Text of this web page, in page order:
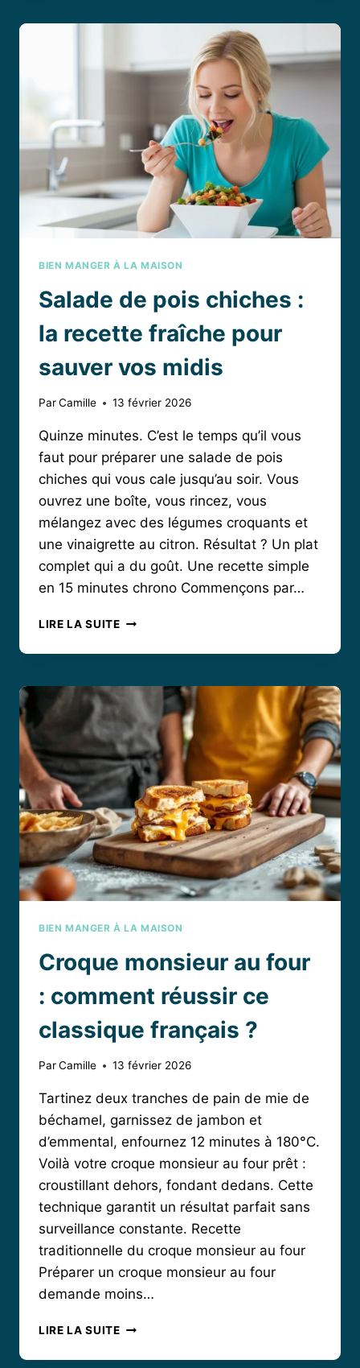
TOUT
LA
JAPONAISE
SUBLIME
THON
FRAIS
BIEN MANGER À LA MAISON
Salade de pois chiches :
la recette fraîche pour
sauver vos midis
ParCamille 13 février 2026
Quinze minutes. C’est le temps qu’il vous
faut pour préparer une salade de pois
chiches qui vous cale jusqu’au soir. Vous
ouvrez une boîte, vous rincez, vous
mélangez avec des légumes croquants et
une vinaigrette au citron. Résultat ? Un plat
complet qui a du goût. Une recette simple
en 15 minutes chrono Commençons par…
LIRE LA SUITESALADE
POIS
:
RECETTE
FRAÎCHE
POUR
SAUVER
VOS
MIDIS
BIEN MANGER À LA MAISON
Croque monsieur au four
: comment réussir ce
classique français ?
ParCamille 13 février 2026
Tartinez deux tranches de pain de mie de
béchamel, garnissez de jambon et
d’emmental, enfournez 12 minutes à 180°C.
Voilà votre croque monsieur au four prêt :
croustillant dehors, fondant dedans. Cette
technique garantit un résultat parfait sans
surveillance constante. Recette
traditionnelle du croque monsieur au four
Préparer un croque monsieur au four
demande moins…
LIRE LA SUITECROQUE
AU